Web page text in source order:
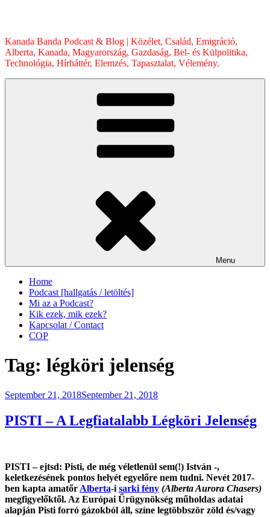
Kanada Banda Podcast & Blog | Közélet, Család, Emigráció,
Alberta, Kanada, Magyarország, Gazdaság, Bel- és Külpolitika,
Technológia, Hírháttér, Elemzés, Tapasztalat, Vélemény.
Menu
Home
Podcast [hallgatás / letöltés]
Mi az a Podcast?
Kik ezek, mik ezek?
Kapcsolat / Contact
COP
Tag: légköri jelenség
Posted
September 21, 2018September 21, 2018
PISTI – A Legfiatalabb Légköri Jelenség
PISTI – ejtsd: Pisti, de még véletlenül sem(!) István -,
keletkezésének pontos helyét egyelőre nem tudni. Nevét 2017-
ben kapta amatőr Alberta-i sarki fény (Alberta Aurora Chasers)
megfigyelőktől. Az Európai Űrügynökség műholdas adatai
alapján Pisti forró gázokból áll, színe legtöbbször zöld és/vagy